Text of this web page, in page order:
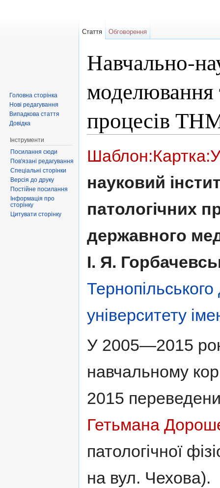
Навчально-
моделювання
процесів
науковий
патологічних
державного
І. Я.
університету
У 2005—2015
навчальному
2015
Гетьмана
патологічної
на вул. Чехова).
Стаття Обговорення
Головна сторінка
Нові редагування
Випадкова стаття
Довідка
Інструменти
Посилання сюди
Пов'язані редагування
Спеціальні сторінки
Версія до друку
Постійне посилання
Інформація про
сторінку
Цитувати сторінку